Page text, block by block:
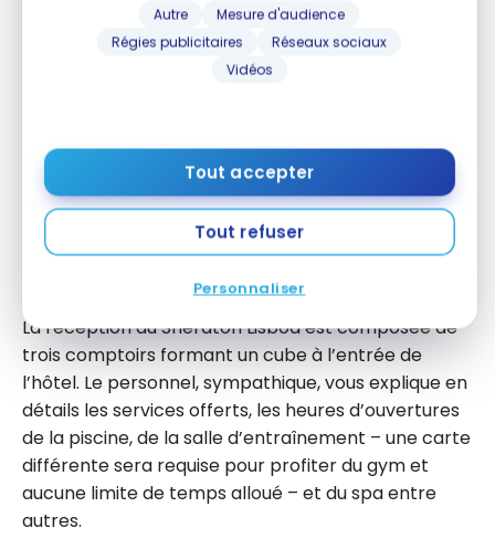
Autre
Mesure d'audience
Régies publicitaires
Réseaux sociaux
Vidéos
Tout accepter
Tout refuser
Personnaliser
Le lounge n’est pas ouvert pour le moment mais ils
offrent une alternative : déjeuner au Lobby Bistro et
un 5 à 7 est offert aux membres avec statut
avisé que j’allais être “upgradé” .
J’avais fait mon enregistrement via l’application,
mais, je n’avais pas reçu ma clef mobile. Donc je suis
La réception du Sheraton Lisboa est composée de
trois comptoirs formant un cube à l’entrée de
l’hôtel. Le personnel, sympathique, vous explique en
détails les services offerts, les heures d’ouvertures
de la piscine, de la salle d’entraînement – une carte
différente sera requise pour profiter du gym et
aucune limite de temps alloué – et du spa entre
autres.